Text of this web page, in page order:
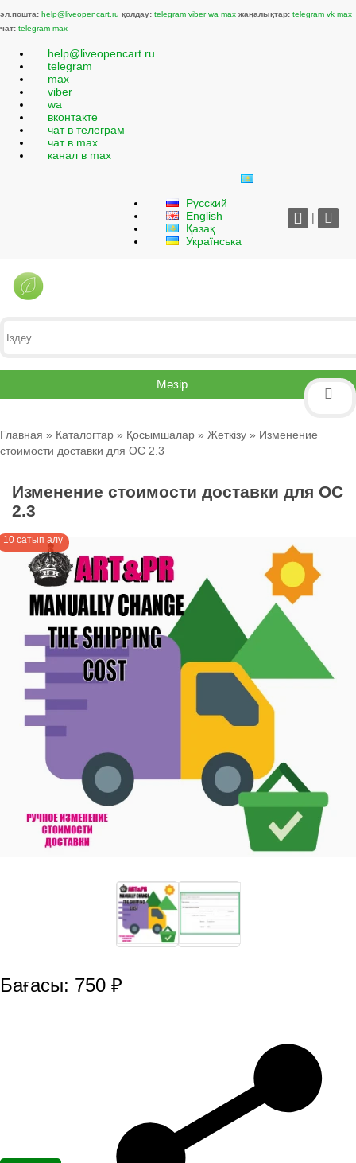
эл.пошта: help@liveopencart.ru қолдау: telegram viber wa max жаңалықтар: telegram vk max
чат: telegram max
help@liveopencart.ru
telegram
max
viber
wa
вконтакте
чат в телеграм
чат в max
канал в max
Русский
English
Қазақ
Українська
|
Мәзір
Главная » Каталогтар » Қосымшалар » Жеткізу » Изменение
стоимости доставки для OC 2.3
Изменение стоимости доставки для OC
2.3
10 сатып алу
Бағасы: 750 ₽